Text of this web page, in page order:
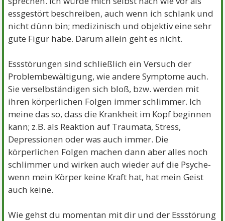
essgestört beschreiben, auch wenn ich schlank und
nicht dünn bin; medizinisch und objektiv eine sehr
gute Figur habe. Darum allein geht es nicht.
Essstörungen sind schließlich ein Versuch der
Problembewältigung, wie andere Symptome auch.
Sie verselbständigen sich bloß, bzw. werden mit
ihren körperlichen Folgen immer schlimmer. Ich
meine das so, dass die Krankheit im Kopf beginnen
kann; z.B. als Reaktion auf Traumata, Stress,
Depressionen oder was auch immer. Die
körperlichen Folgen machen dann aber alles noch
schlimmer und wirken auch wieder auf die Psyche-
wenn mein Körper keine Kraft hat, hat mein Geist
auch keine.
Wie gehst du momentan mit dir und der Essstörung